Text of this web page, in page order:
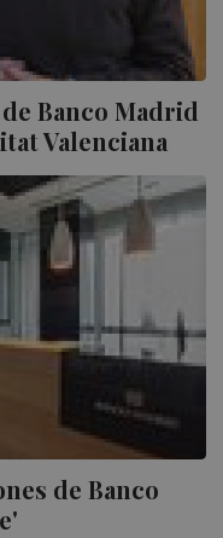
Banco Madrid
Valenciana
de Banco